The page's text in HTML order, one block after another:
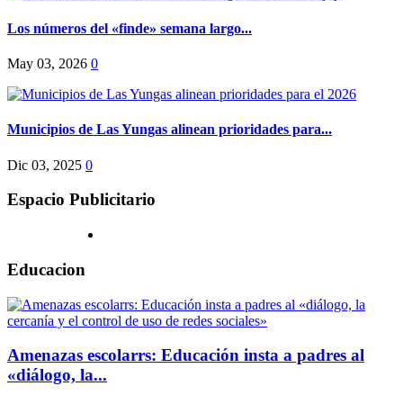
Los números del «finde» semana largo...
May 03, 2026 0
Municipios de Las Yungas alinean prioridades para...
Dic 03, 2025 0
Espacio Publicitario
Educacion
Amenazas escolarrs: Educación insta a padres al
«diálogo, la...